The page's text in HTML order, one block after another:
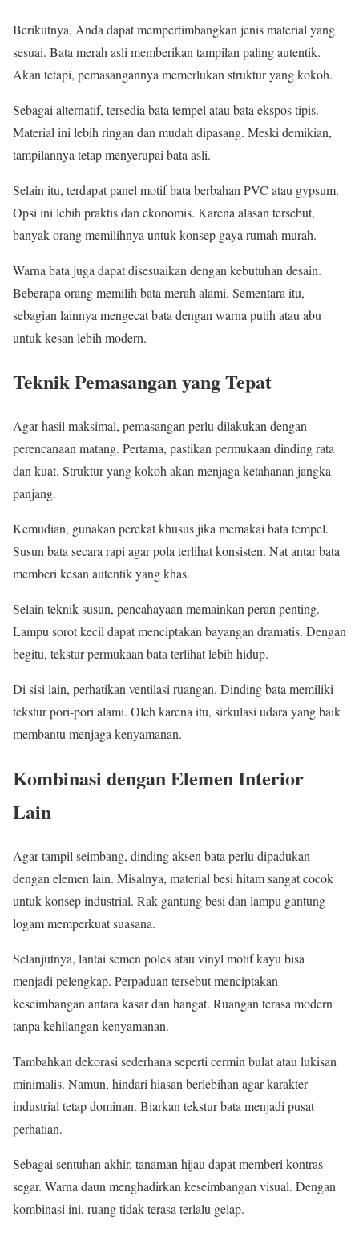
Berikutnya, Anda dapat mempertimbangkan jenis material yang
sesuai. Bata merah asli memberikan tampilan paling autentik.
Akan tetapi, pemasangannya memerlukan struktur yang kokoh.
Sebagai alternatif, tersedia bata tempel atau bata ekspos tipis.
Material ini lebih ringan dan mudah dipasang. Meski demikian,
tampilannya tetap menyerupai bata asli.
Selain itu, terdapat panel motif bata berbahan PVC atau gypsum.
Opsi ini lebih praktis dan ekonomis. Karena alasan tersebut,
banyak orang memilihnya untuk konsep gaya rumah murah.
Warna bata juga dapat disesuaikan dengan kebutuhan desain.
Beberapa orang memilih bata merah alami. Sementara itu,
sebagian lainnya mengecat bata dengan warna putih atau abu
untuk kesan lebih modern.
Teknik Pemasangan yang Tepat
Agar hasil maksimal, pemasangan perlu dilakukan dengan
perencanaan matang. Pertama, pastikan permukaan dinding rata
dan kuat. Struktur yang kokoh akan menjaga ketahanan jangka
panjang.
Kemudian, gunakan perekat khusus jika memakai bata tempel.
Susun bata secara rapi agar pola terlihat konsisten. Nat antar bata
memberi kesan autentik yang khas.
Selain teknik susun, pencahayaan memainkan peran penting.
Lampu sorot kecil dapat menciptakan bayangan dramatis. Dengan
begitu, tekstur permukaan bata terlihat lebih hidup.
Di sisi lain, perhatikan ventilasi ruangan. Dinding bata memiliki
tekstur pori-pori alami. Oleh karena itu, sirkulasi udara yang baik
membantu menjaga kenyamanan.
Kombinasi dengan Elemen Interior
Lain
Agar tampil seimbang, dinding aksen bata perlu dipadukan
dengan elemen lain. Misalnya, material besi hitam sangat cocok
untuk konsep industrial. Rak gantung besi dan lampu gantung
logam memperkuat suasana.
Selanjutnya, lantai semen poles atau vinyl motif kayu bisa
menjadi pelengkap. Perpaduan tersebut menciptakan
keseimbangan antara kasar dan hangat. Ruangan terasa modern
tanpa kehilangan kenyamanan.
Tambahkan dekorasi sederhana seperti cermin bulat atau lukisan
minimalis. Namun, hindari hiasan berlebihan agar karakter
industrial tetap dominan. Biarkan tekstur bata menjadi pusat
perhatian.
Sebagai sentuhan akhir, tanaman hijau dapat memberi kontras
segar. Warna daun menghadirkan keseimbangan visual. Dengan
kombinasi ini, ruang tidak terasa terlalu gelap.